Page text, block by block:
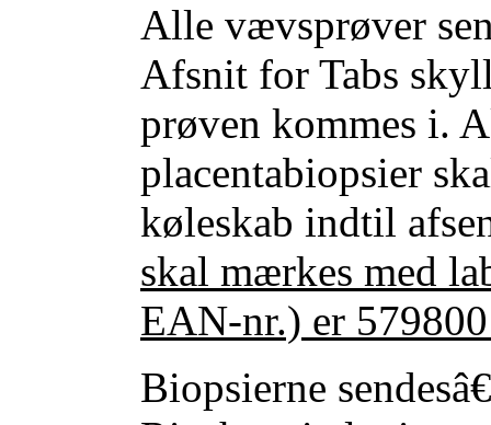
Alle vævsprøver
Afsnit for Tabs
prøven kommes i.
placentabiopsier
køleskab indtil
skal mærkes med
EAN-nr.) er
Biopsierne